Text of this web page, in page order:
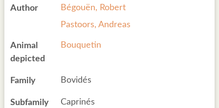
Author
Bégouën, Robert
Pastoors, Andreas
Animal
depicted
Bouquetin
Family Bovidés
Subfamily Caprinés